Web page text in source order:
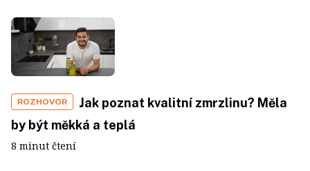
ROZHOVOR
Jak poznat kvalitní zmrzlinu? Měla
by být měkká a teplá
8 minut čtení